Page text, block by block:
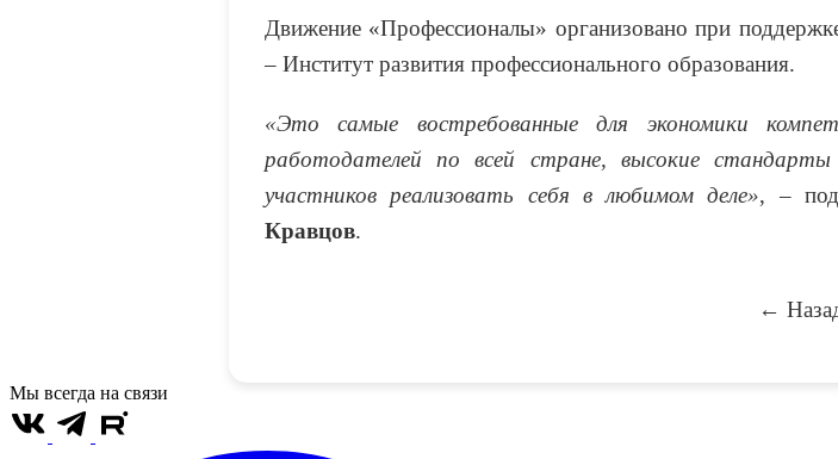
Движение «Профессионалы» организовано при
– Институт развития профессионального образования.
«Это самые востребованные для экономики
работодателей по всей стране, высокие
участников реализовать себя в любимом деле», –
Кравцов.
←
Мы всегда на связи